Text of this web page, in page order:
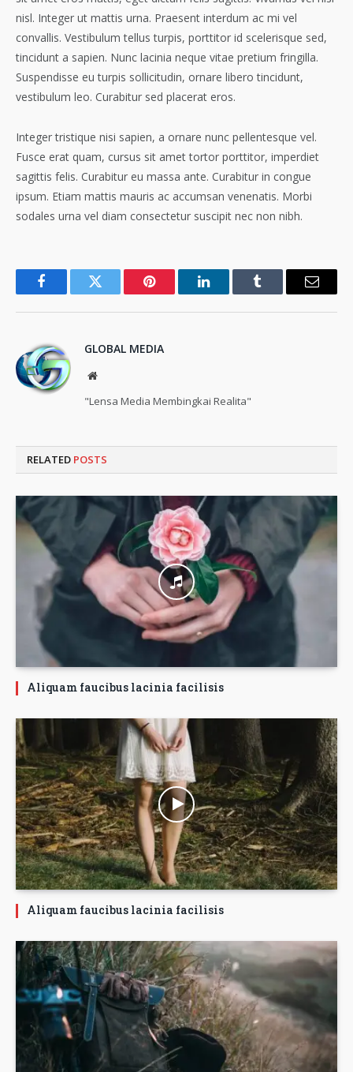
nisl. Integer ut mattis urna. Praesent interdum ac mi vel
convallis. Vestibulum tellus turpis, porttitor id scelerisque sed,
tincidunt a sapien. Nunc lacinia neque vitae pretium fringilla.
Suspendisse eu turpis sollicitudin, ornare libero tincidunt,
vestibulum leo. Curabitur sed placerat eros.
Integer tristique nisi sapien, a ornare nunc pellentesque vel.
Fusce erat quam, cursus sit amet tortor porttitor, imperdiet
sagittis felis. Curabitur eu massa ante. Curabitur in congue
ipsum. Etiam mattis mauris ac accumsan venenatis. Morbi
sodales urna vel diam consectetur suscipit nec non nibh.
FacebookTwitter Pinterest LinkedInTumblr Email
GLOBAL MEDIA
Website
"Lensa Media Membingkai Realita"
RELATED POSTS
Aliquam faucibus lacinia facilisis
Aliquam faucibus lacinia facilisis